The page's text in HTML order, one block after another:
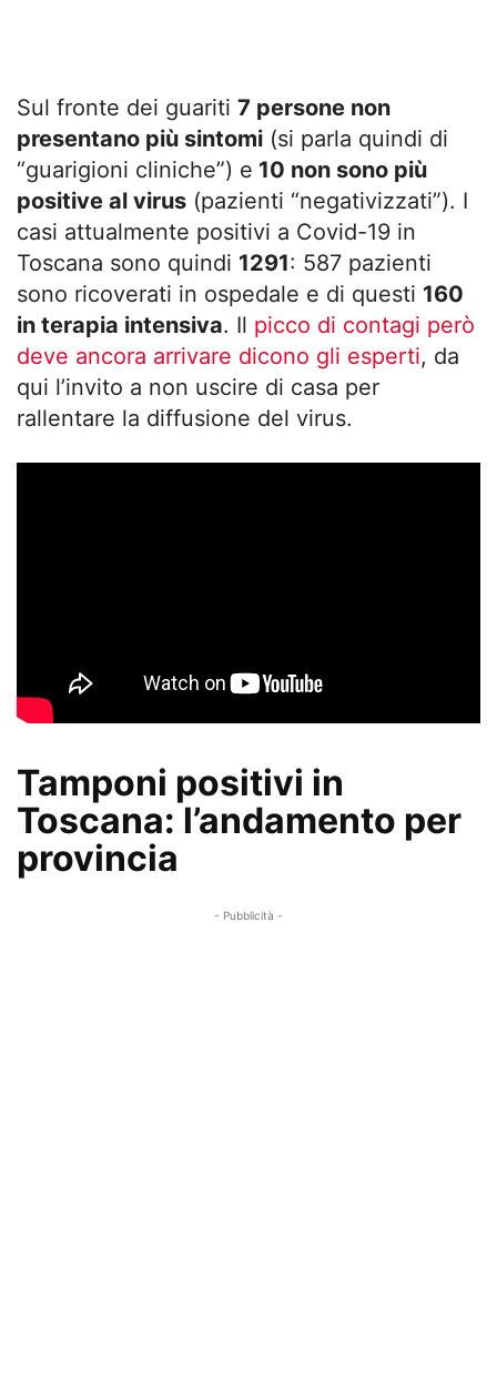
Sul fronte dei guariti 7 persone non
presentano più sintomi (si parla quindi di
“guarigioni cliniche”) e 10 non sono più
positive al virus (pazienti “negativizzati”). I
casi attualmente positivi a Covid-19 in
Toscana sono quindi 1291: 587 pazienti
sono ricoverati in ospedale e di questi 160
in terapia intensiva. Il picco di contagi però
deve ancora arrivare dicono gli esperti, da
qui l’invito a non uscire di casa per
rallentare la diffusione del virus.
Tamponi positivi in
Toscana: l’andamento per
provincia
- Pubblicità -